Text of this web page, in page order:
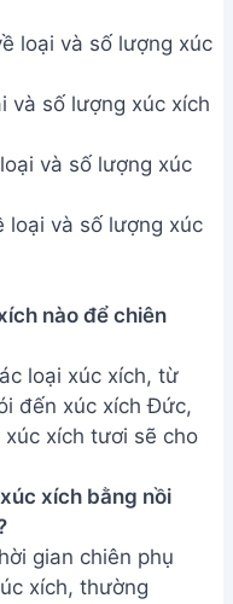
loại và số lượng xúc
và số lượng xúc xích
và số lượng xúc
loại và số lượng xúc
nào để chiên
loại xúc xích, từ
đến xúc xích Đức,
xích tươi sẽ cho
xích bằng nồi
gian chiên phụ
xích, thường